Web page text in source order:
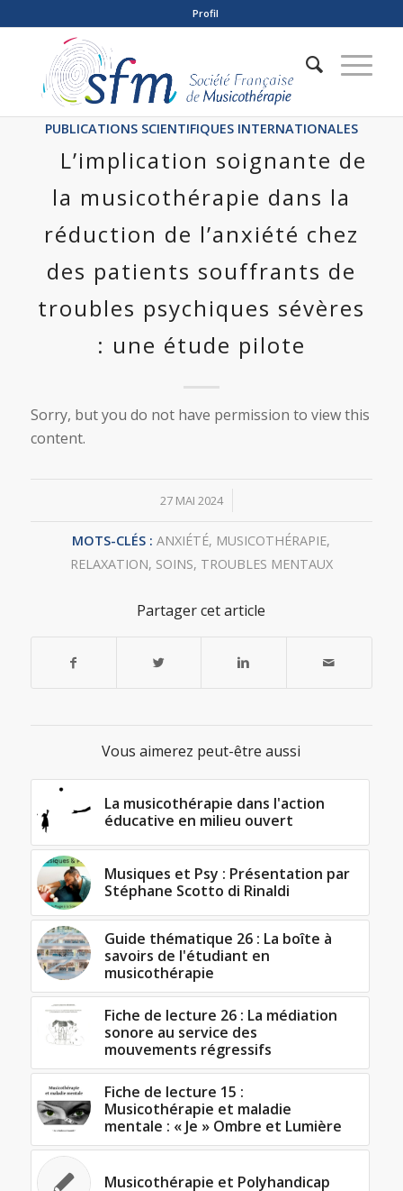
Profil
PUBLICATIONS SCIENTIFIQUES INTERNATIONALES
L’implication soignante de
la musicothérapie dans la
réduction de l’anxiété chez
des patients souffrants de
troubles psychiques sévères
: une étude pilote
Sorry, but you do not have permission to view this
content.
27 MAI 2024
/
MOTS-CLÉS : ANXIÉTÉ, MUSICOTHÉRAPIE,
RELAXATION, SOINS, TROUBLES MENTAUX
Partager cet article
Vous aimerez peut-être aussi
La musicothérapie dans l'action
éducative en milieu ouvert
Musiques et Psy : Présentation par
Stéphane Scotto di Rinaldi
Guide thématique 26 : La boîte à
savoirs de l'étudiant en
musicothérapie
Fiche de lecture 26 : La médiation
sonore au service des
mouvements régressifs
Fiche de lecture 15 :
Musicothérapie et maladie
mentale : « Je » Ombre et Lumière
Musicothérapie et Polyhandicap